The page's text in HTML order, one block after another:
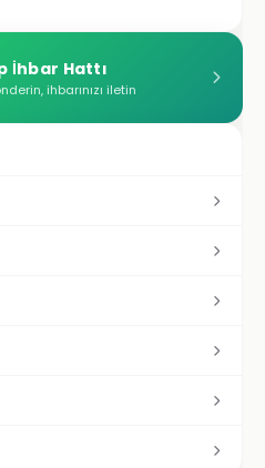
İhbar Hattı
ihbarınızı iletin